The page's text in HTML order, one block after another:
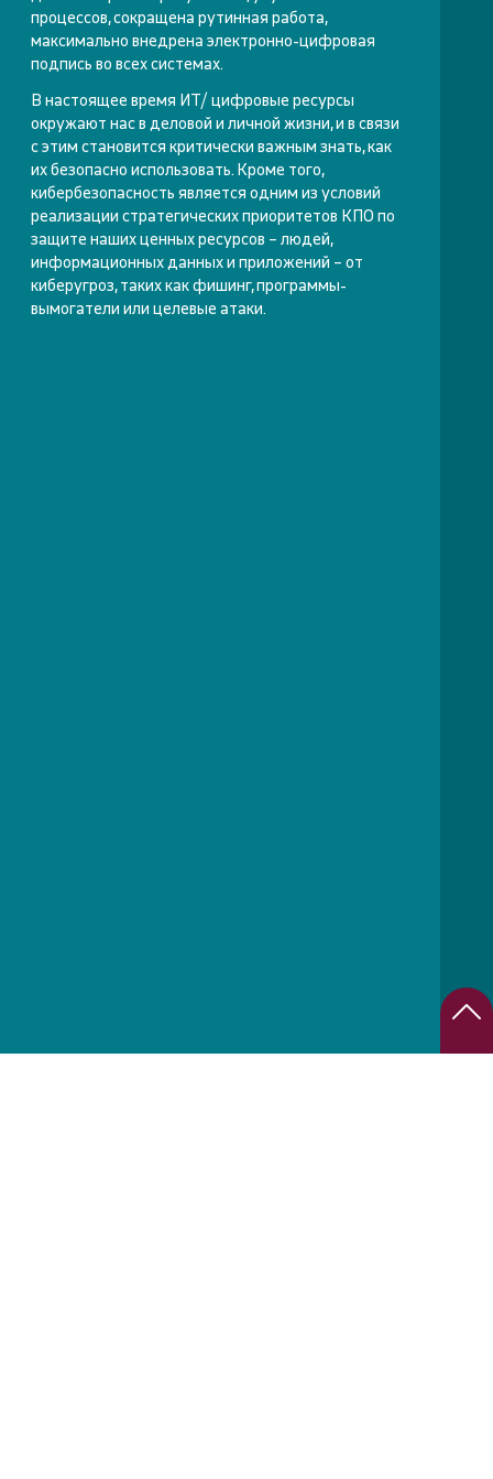
процессов, сокращена рутинная работа,
максимально внедрена электронно-цифровая
подпись во всех системах.
В настоящее время ИТ/ цифровые ресурсы
окружают нас в деловой и личной жизни, и в связи
с этим становится критически важным знать, как
их безопасно использовать. Кроме того,
кибербезопасность является одним из условий
реализации стратегических приоритетов КПО по
защите наших ценных ресурсов – людей,
информационных данных и приложений – от
киберугроз, таких как фишинг, программы-
вымогатели или целевые атаки.